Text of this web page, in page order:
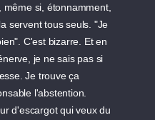
si, étonnamment,
servent tous seuls. "Je
C'est bizarre. Et en
je ne sais pas si
Je trouve ça
l'abstention.
d'escargot qui veux du